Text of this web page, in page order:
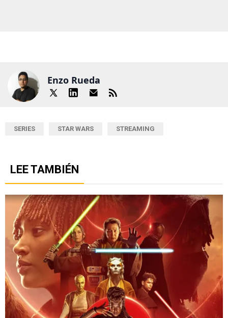
Enzo Rueda
SERIES STAR WARS STREAMING
LEE TAMBIÉN